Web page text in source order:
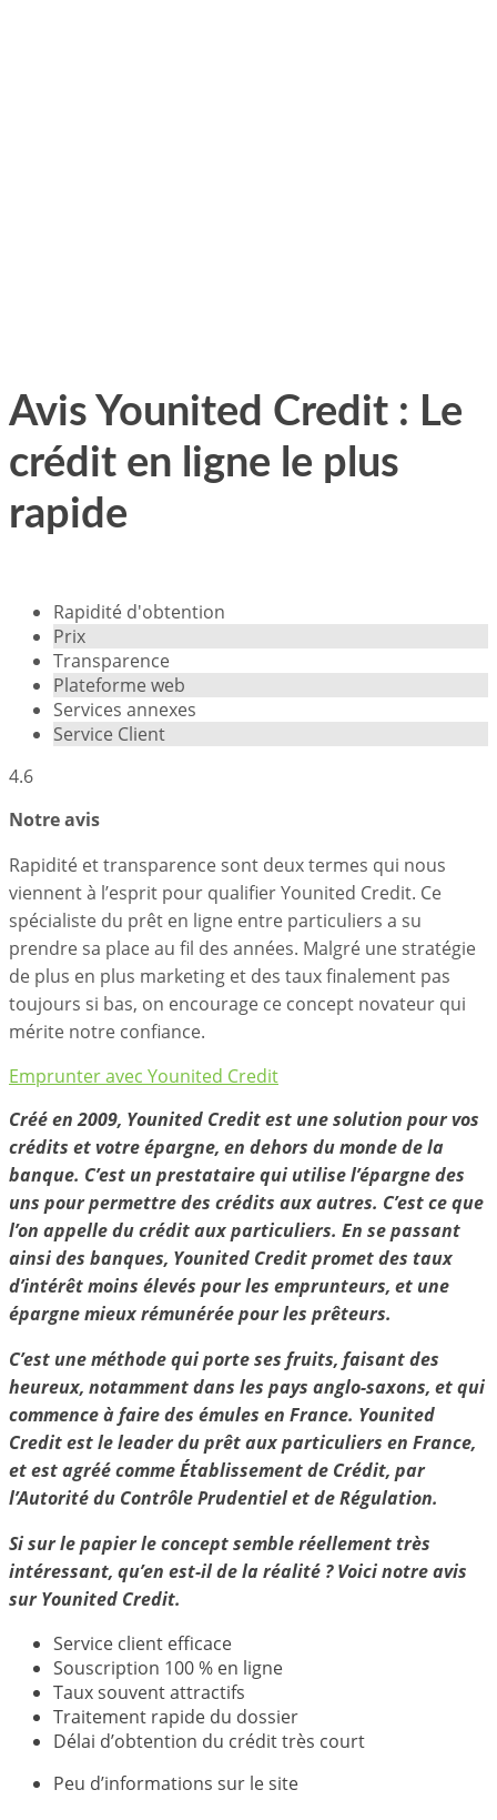
Avis Younited Credit : Le
crédit en ligne le plus
rapide
Rapidité d'obtention
Prix
Transparence
Plateforme web
Services annexes
Service Client
4.6
Notre avis
Rapidité et transparence sont deux termes qui nous
viennent à l’esprit pour qualifier Younited Credit. Ce
spécialiste du prêt en ligne entre particuliers a su
prendre sa place au fil des années. Malgré une stratégie
de plus en plus marketing et des taux finalement pas
toujours si bas, on encourage ce concept novateur qui
mérite notre confiance.
Emprunter avec Younited Credit
Créé en 2009, Younited Credit est une solution pour vos
crédits et votre épargne, en dehors du monde de la
banque. C’est un prestataire qui utilise l’épargne des
uns pour permettre des crédits aux autres. C’est ce que
l’on appelle du crédit aux particuliers. En se passant
ainsi des banques, Younited Credit promet des taux
d’intérêt moins élevés pour les emprunteurs, et une
épargne mieux rémunérée pour les prêteurs.
C’est une méthode qui porte ses fruits, faisant des
heureux, notamment dans les pays anglo-saxons, et qui
commence à faire des émules en France. Younited
Credit est le leader du prêt aux particuliers en France,
et est agréé comme Établissement de Crédit, par
l’Autorité du Contrôle Prudentiel et de Régulation.
Si sur le papier le concept semble réellement très
intéressant, qu’en est-il de la réalité ? Voici notre avis
sur Younited Credit.
Service client efficace
Souscription 100 % en ligne
Taux souvent attractifs
Traitement rapide du dossier
Délai d’obtention du crédit très court
Peu d’informations sur le site